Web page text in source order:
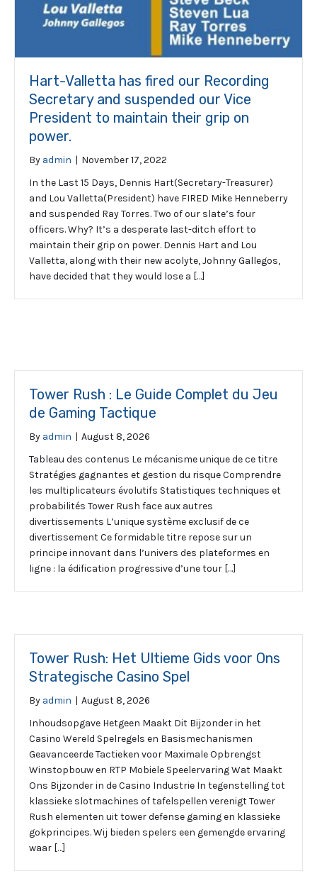
Hart-Valletta has fired our Recording
Secretary and suspended our Vice
President to maintain their grip on
power.
By admin | November 17, 2022
In the Last 15 Days, Dennis Hart(Secretary-Treasurer)
and Lou Valletta(President) have FIRED Mike Henneberry
and suspended Ray Torres. Two of our slate’s four
officers. Why? It’s a desperate last-ditch effort to
maintain their grip on power. Dennis Hart and Lou
Valletta, along with their new acolyte, Johnny Gallegos,
have decided that they would lose a […]
Tower Rush : Le Guide Complet du Jeu
de Gaming Tactique
By admin | August 8, 2026
Tableau des contenus Le mécanisme unique de ce titre
Stratégies gagnantes et gestion du risque Comprendre
les multiplicateurs évolutifs Statistiques techniques et
probabilités Tower Rush face aux autres
divertissements L’unique système exclusif de ce
divertissement Ce formidable titre repose sur un
principe innovant dans l’univers des plateformes en
ligne : la édification progressive d’une tour […]
Tower Rush: Het Ultieme Gids voor Ons
Strategische Casino Spel
By admin | August 8, 2026
Inhoudsopgave Hetgeen Maakt Dit Bijzonder in het
Casino Wereld Spelregels en Basismechanismen
Geavanceerde Tactieken voor Maximale Opbrengst
Winstopbouw en RTP Mobiele Speelervaring Wat Maakt
Ons Bijzonder in de Casino Industrie In tegenstelling tot
klassieke slotmachines of tafelspellen verenigt Tower
Rush elementen uit tower defense gaming en klassieke
gokprincipes. Wij bieden spelers een gemengde ervaring
waar […]